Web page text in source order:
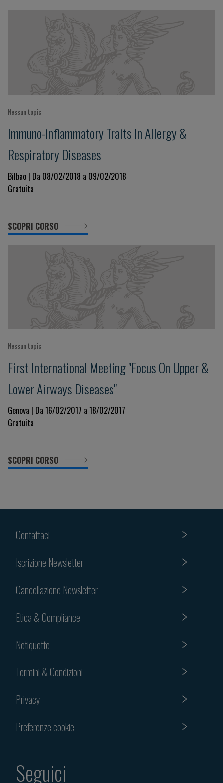
Nessun topic
Immuno-inflammatory Traits In Allergy &
Respiratory Diseases
Bilbao | Da 08/02/2018 a 09/02/2018
Gratuita
SCOPRI CORSO
Nessun topic
First International Meeting "Focus On Upper &
Lower Airways Diseases"
Genova | Da 16/02/2017 a 18/02/2017
Gratuita
SCOPRI CORSO
Contattaci
Iscrizione Newsletter
Cancellazione Newsletter
Etica & Compliance
Netiquette
Termini & Condizioni
Privacy
Preferenze cookie
Seguici